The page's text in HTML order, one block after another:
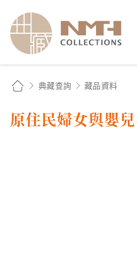
典藏查詢 藏品資料
原住民婦女與嬰兒